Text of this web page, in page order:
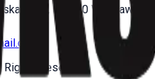
6A/9, 54-210 Wrocław
Reserved.